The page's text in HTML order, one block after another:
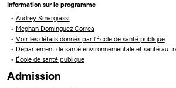
Information sur le programme
Audrey Smargiassi
Meghan Dominguez Correa
Voir les détails donnés par l'École de santé publique
Département de santé environnementale et santé au
École de santé publique
Admission